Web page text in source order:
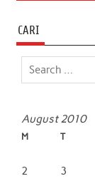
CARI
August 2010
M T
2
3